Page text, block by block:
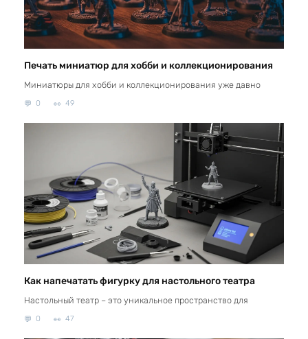
Печать миниатюр для хобби и коллекционирования
Миниатюры для хобби и коллекционирования уже давно
0 49
Как напечатать фигурку для настольного театра
Настольный театр – это уникальное пространство для
0 47